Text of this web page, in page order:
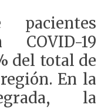
COVID-19
del total de
En la
la